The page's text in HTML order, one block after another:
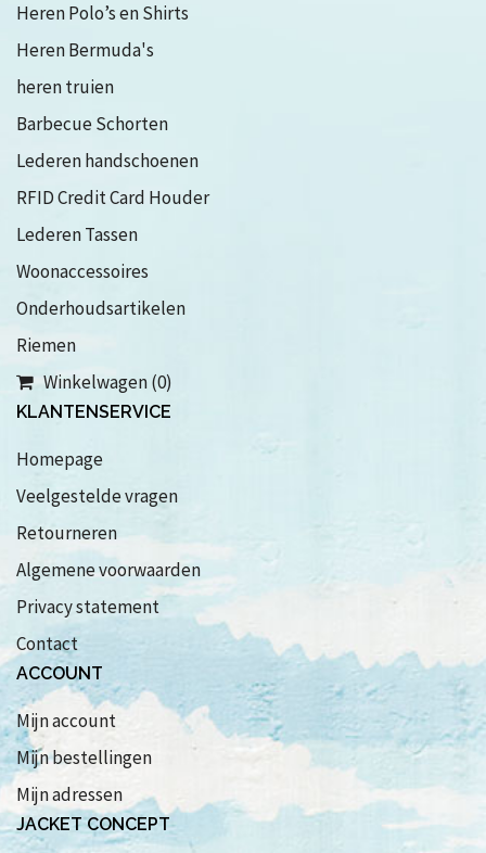
Heren Polo’s en Shirts
Heren Bermuda's
heren truien
Barbecue Schorten
Lederen handschoenen
RFID Credit Card Houder
Lederen Tassen
Woonaccessoires
Onderhoudsartikelen
Riemen
Winkelwagen (0)
KLANTENSERVICE
Homepage
Veelgestelde vragen
Retourneren
Algemene voorwaarden
Privacy statement
Contact
ACCOUNT
Mijn account
Mijn bestellingen
Mijn adressen
JACKET CONCEPT